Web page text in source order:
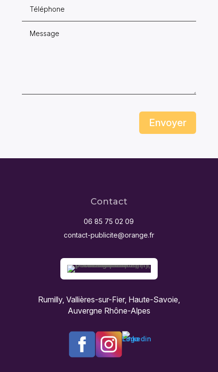
Envoyer
Contact
06 85 75 02 09
contact-publicite@orange.fr
Rumilly, Vallières-sur-Fier, Haute-Savoie,
Auvergne Rhône-Alpes